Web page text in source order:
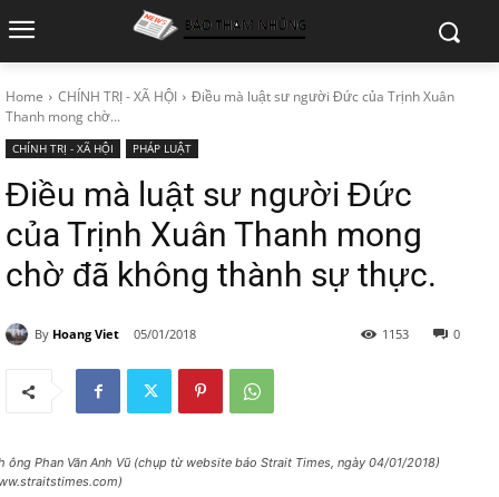
Home CHÍNH TRỊ - XÃ HỘI
Điều mà luật sư người Đức của Trịnh Xuân
Thanh mong chờ...
CHÍNH TRỊ - XÃ HỘI PHÁP LUẬT
Điều mà luật sư người Đức
của Trịnh Xuân Thanh mong
chờ đã không thành sự thực.
By Hoang Viet 05/01/2018 0
1153
ông Phan Văn Anh Vũ (chụp từ website báo Strait Times, ngày 04/01/2018)